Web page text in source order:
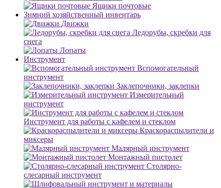
Ящики почтовые
Зимний хозяйственный инвентарь
Движки
Ледорубы, скребки для
снега
Лопаты
Инструмент
Вспомогательный
инструмент
Заклепочники, заклепки
Измерительный
инструмент
Инструмент для работы с кафелем и стеклом
Краскораспылители и
миксеры
Малярный инструмент
Монтажный пистолет
Столярно-
слесарный инструмент